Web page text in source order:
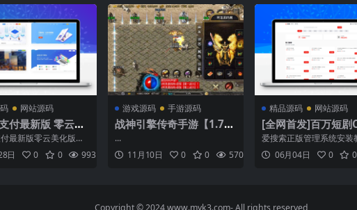
网站源码
付最新版 零云美
星域网络美化的
付源码
最新版零云美化版源
络美化的彩虹易支付
10月20日的更新版
日 0 0 993 0.00
游戏源码 手游源码
战神引擎传奇手游【1.78
1]】11月最新整理Win一
键服务端+GM授权后台
...
11月10日
0 0 570 0.00
精品源码 网站源码
[全网首发]百万短剧
系统/支持全网网盘
新
爱搜索正版管理系统安装
———————————搭
求环境如下
06月04日 0 0
Copyright © 2024www.myk3.com- All rights reserved